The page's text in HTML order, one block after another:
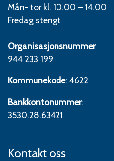
Mån- tor kl. 10.00 – 14.00
Fredag stengt
Organisasjonsnummer
944 233 199
Kommunekode: 4622
Bankkontonummer:
3530.28.63421
Kontakt oss